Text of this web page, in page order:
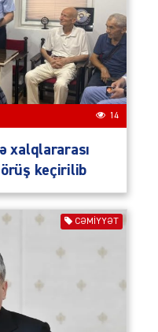
14
xalqlararası
keçirilib
CƏMIYYƏT